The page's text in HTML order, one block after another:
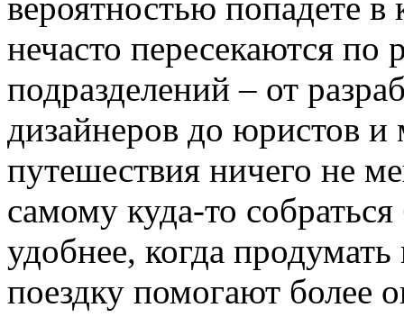
вероятностью попадете
нечасто пересекаются по
подразделений – от
дизайнеров до юристов и
путешествия ничего не
самому куда-то
удобнее, когда
поездку помогают более